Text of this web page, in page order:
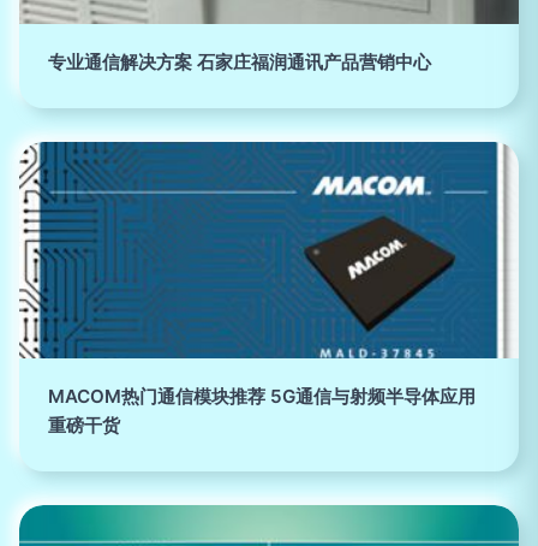
专业通信解决方案 石家庄福润通讯产品营销中心
MACOM热门通信模块推荐 5G通信与射频半导体应用
重磅干货